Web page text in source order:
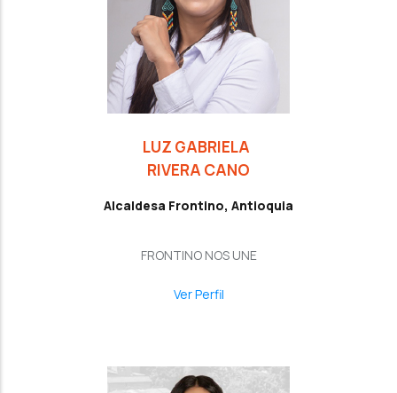
LUZ GABRIELA
RIVERA CANO
Alcaldesa Frontino, Antioquia
FRONTINO NOS UNE
Ver Perfil